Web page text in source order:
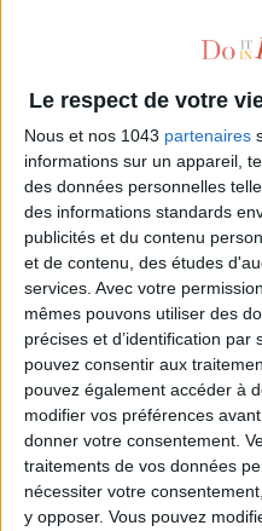
Le respect de votre
Nous et nos 1043 partenaires
informations sur un appareil,
des données personnelles
des informations standards
publicités et du contenu
et de contenu, des études
services. Avec votre
mêmes pouvons utiliser des
précises et d’identification
pouvez consentir aux
pouvez également accéder à
modifier vos préférences
donner votre consentement.
traitements de vos données
nécessiter votre
y opposer. Vous pouvez
ADOPT PARFUMS IS
15 IDEAS FOR